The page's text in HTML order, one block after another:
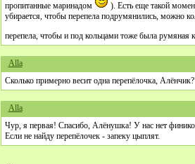
пропитанные маринадом
). Есть еще такой
убирается, чтобы перепела подрумянились, можно
перепела, чтобы и под кольцами тоже была румяная
Alla
Сколько примерно весит одна перепёлочка,
Alla
Чур, я первая! Спасибо, Алёнушка! У нас нет
Если не найду перепёлочек - запеку цыплят.